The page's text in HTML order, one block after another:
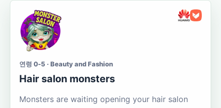
연령 0-5 · Beauty and Fashion
Hair salon monsters
Monsters are waiting opening your hair salon